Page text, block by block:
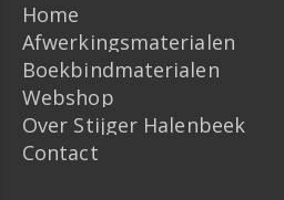
Home
Afwerkingsmaterialen
Boekbindmaterialen
Webshop
Over Stijger Halenbeek
Contact